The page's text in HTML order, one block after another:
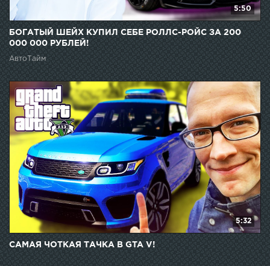
5:50
БОГАТЫЙ ШЕЙХ КУПИЛ СЕБЕ РОЛЛС-РОЙС ЗА 200
000 000 РУБЛЕЙ!
АвтоТайм
5:32
САМАЯ ЧОТКАЯ ТАЧКА В GTA V!